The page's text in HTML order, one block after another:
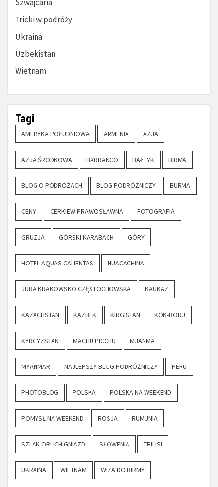
Szwajcaria
Tricki w podróży
Ukraina
Uzbekistan
Wietnam
Tagi
AMERYKA POŁUDNIOWA ARMENIA AZJA
AZJA ŚRODKOWA BARRANCO BAŁTYK BIRMA
BLOG O PODRÓŻACH BLOG PODRÓŻNICZY BURMA
CENY CERKIEW PRAWOSŁAWNA FOTOGRAFIA
GRUZJA GÓRSKI KARABACH GÓRY
HOTEL AQUAS CALIENTAS HUACACHINA
JURA KRAKOWSKO CZĘSTOCHOWSKA KAUKAZ
KAZACHSTAN KAZBEK KIRGISTAN KOK-BORU
KYRGYZSTAN MACHU PICCHU MJANMA
MYANMAR NAJLEPSZY BLOG PODRÓŻNICZY PERU
PHOTOBLOG POLSKA POLSKA NA WEEKEND
POMYSŁ NA WEEKEND ROSJA RUMUNIA
SZLAK ORLICH GNIAZD SŁOWENIA TBILISI
UKRAINA WIETNAM WIZA DO BIRMY